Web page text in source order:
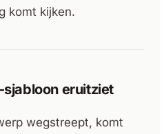
komt kijken.
sjabloon eruitziet
wegstreept, komt